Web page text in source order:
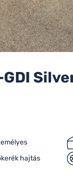
GDI
hajtás